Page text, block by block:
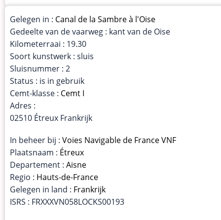
Gelegen in : Canal de la Sambre à l'Oise
Gedeelte van de vaarweg : kant van de Oise
Kilometerraai : 19.30
Soort kunstwerk : sluis
Sluisnummer : 2
Status : is in gebruik
Cemt-klasse : Cemt I
Adres :
02510 Étreux Frankrijk
In beheer bij : Voies Navigable de France VNF
Plaatsnaam : Étreux
Departement : Aisne
Regio : Hauts-de-France
Gelegen in land : Frankrijk
ISRS : FRXXXVN058LOCKS00193